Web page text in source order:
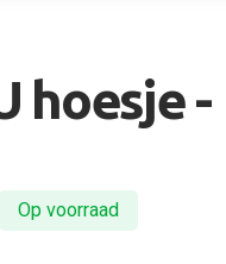
hoesje
Op voorraad